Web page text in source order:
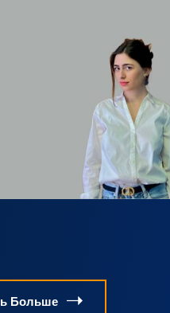
Больше